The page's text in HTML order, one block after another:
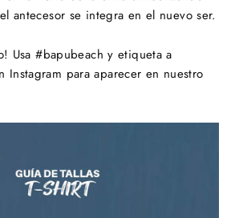
antecesor se integra en el nuevo ser.
Usa #bapubeach y etiqueta a
Instagram para aparecer en nuestro